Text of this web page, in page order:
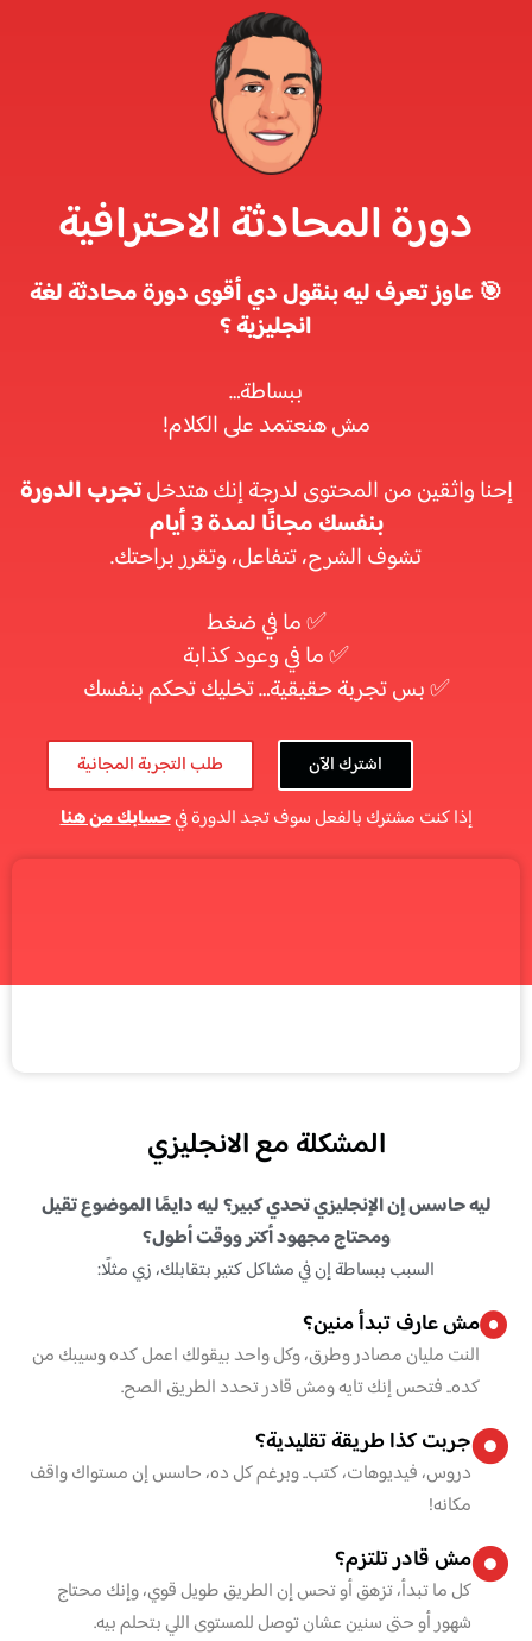
دورة المحادثة الاحترافية
🎯 عاوز تعرف ليه بنقول دي أقوى دورة محادثة لغة
انجليزية ؟
ببساطة…
مش هنعتمد على الكلام!
إحنا واثقين من المحتوى لدرجة إنك هتدخلتجرب الدورة
بنفسك مجانًا لمدة 3 أيام
تشوف الشرح، تتفاعل، وتقرر براحتك.
✅ ما في ضغط
✅ ما في وعود كذابة
✅ بس تجربة حقيقية… تخليك تحكم بنفسك
اشترك الآن طلب التجربة المجانية
إذا كنت مشترك بالفعل سوف تجد الدورة فيحسابك من هنا
المشكلة مع الانجليزي
ليه حاسس إن الإنجليزي تحدي كبير؟ ليه دايمًا الموضوع تقيل
ومحتاج مجهود أكتر ووقت أطول؟
السبب ببساطة إن في مشاكل كتير بتقابلك، زي مثلًا:
مش عارف تبدأ منين؟
النت مليان مصادر وطرق، وكل واحد بيقولك اعمل كده وسيبك من
كده.. فتحس إنك تايه ومش قادر تحدد الطريق الصح.
جربت كذا طريقة تقليدية؟
دروس، فيديوهات، كتب.. وبرغم كل ده، حاسس إن مستواك واقف
مكانه!
مش قادر تلتزم؟
كل ما تبدأ، تزهق أو تحس إن الطريق طويل قوي، وإنك محتاج
شهور أو حتى سنين عشان توصل للمستوى اللي بتحلم بيه.